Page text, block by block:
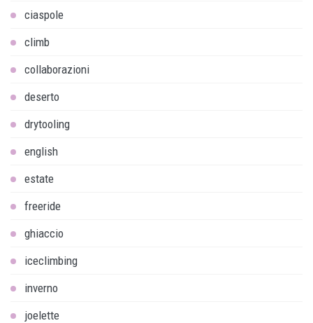
ciaspole
climb
collaborazioni
deserto
drytooling
english
estate
freeride
ghiaccio
iceclimbing
inverno
joelette